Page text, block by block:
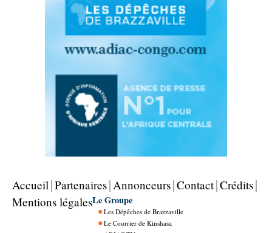
Accueil Partenaires Annonceurs Contact Crédits
Mentions légalesLe Groupe
Les Dépêches de Brazzaville
Le Courrier de Kinshasa